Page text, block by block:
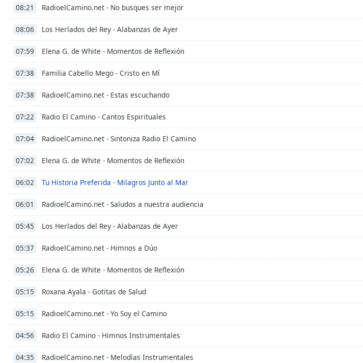
Caption
Area
Background
Color
Opacity
Font
Edge
Style
Font
Family
Reset
Done
Close
Modal
Dialog
End
window.
08:21 RadioelCamino.net - No busques ser mejor
08:06 Los Herlados del Rey - Alabanzas de Ayer
07:59 Elena G. de White - Momentos de Reflexión
07:38 Familia Cabello Mego - Cristo en Mí
07:38 RadioelCamino.net - Estas escuchando
07:22 Radio El Camino - Cantos Espirituales
07:04 RadioelCamino.net - Sintoniza Radio El Camino
07:02 Elena G. de White - Momentos de Reflexión
06:02 Tu Historia Preferida - Milagros Junto al Mar
06:01 RadioelCamino.net - Saludos a nuestra audiencia
05:45 Los Herlados del Rey - Alabanzas de Ayer
05:37 RadioelCamino.net - Himnos a Dúo
05:26 Elena G. de White - Momentos de Reflexión
05:15 Roxana Ayala - Gotitas de Salud
05:15 RadioelCamino.net - Yo Soy el Camino
04:56 Radio El Camino - Himnos Instrumentales
04:35 RadioelCamino.net - Melodías Instrumentales